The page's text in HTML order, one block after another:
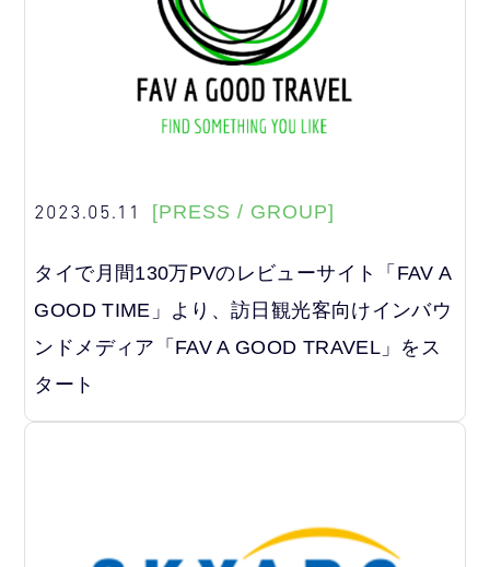
2023.05.11 [PRESS / GROUP]
タイで月間130万PVのレビューサイト「FAV A
GOOD TIME」より、訪日観光客向けインバウ
ンドメディア「FAV A GOOD TRAVEL」をス
タート